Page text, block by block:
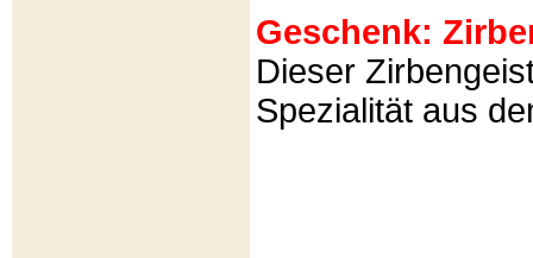
Geschenk:
Dieser
Spezialität aus